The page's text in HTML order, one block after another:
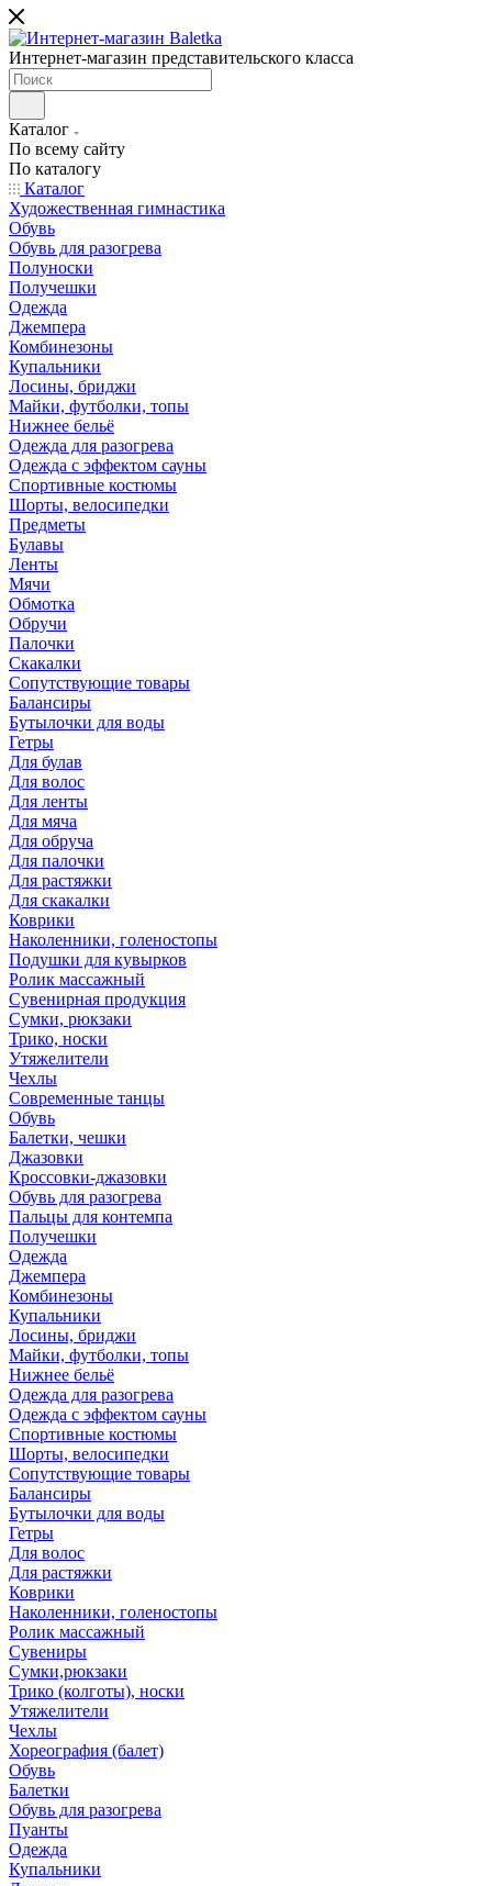
Интернет-магазин представительского класса
Каталог
По всему сайту
По каталогу
Каталог
Художественная гимнастика
Обувь
Обувь для разогрева
Полуноски
Получешки
Одежда
Джемпера
Комбинезоны
Купальники
Лосины, бриджи
Майки, футболки, топы
Нижнее бельё
Одежда для разогрева
Одежда с эффектом сауны
Спортивные костюмы
Шорты, велосипедки
Предметы
Булавы
Ленты
Мячи
Обмотка
Обручи
Палочки
Скакалки
Сопутствующие товары
Балансиры
Бутылочки для воды
Гетры
Для булав
Для волос
Для ленты
Для мяча
Для обруча
Для палочки
Для растяжки
Для скакалки
Коврики
Наколенники, голеностопы
Подушки для кувырков
Ролик массажный
Сувенирная продукция
Сумки, рюкзаки
Трико, носки
Утяжелители
Чехлы
Современные танцы
Обувь
Балетки, чешки
Джазовки
Кроссовки-джазовки
Обувь для разогрева
Пальцы для контемпа
Получешки
Одежда
Джемпера
Комбинезоны
Купальники
Лосины, бриджи
Майки, футболки, топы
Нижнее бельё
Одежда для разогрева
Одежда с эффектом сауны
Спортивные костюмы
Шорты, велосипедки
Сопутствующие товары
Балансиры
Бутылочки для воды
Гетры
Для волос
Для растяжки
Коврики
Наколенники, голеностопы
Ролик массажный
Сувениры
Сумки,рюкзаки
Трико (колготы), носки
Утяжелители
Чехлы
Хореография (балет)
Обувь
Балетки
Обувь для разогрева
Пуанты
Одежда
Купальники